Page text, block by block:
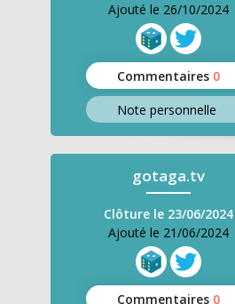
Ajouté le 26/10/2024
Commentaires 0
Note personnelle
gotaga.tv
Clôture le 23/06/2024
Ajouté le 21/06/2024
Commentaires 0